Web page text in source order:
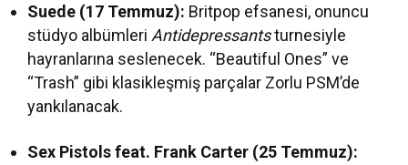
Suede (17 Temmuz): Britpop efsanesi, onuncu
stüdyo albümleri Antidepressantsturnesiyle
hayranlarına seslenecek. “Beautiful Ones” ve
“Trash” gibi klasikleşmiş parçalar Zorlu PSM’de
yankılanacak.
Sex Pistols feat. Frank Carter (25 Temmuz):